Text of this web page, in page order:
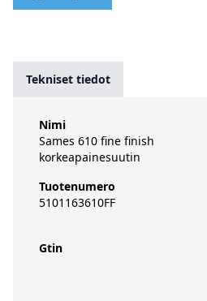
Tekniset tiedot
Nimi
Sames 610 fine finish
korkeapainesuutin
Tuotenumero
5101163610FF
Gtin